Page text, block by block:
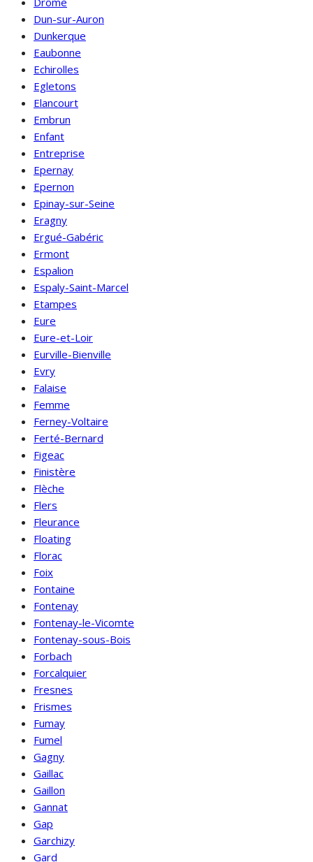
Dun-sur-Auron
Dunkerque
Eaubonne
Echirolles
Egletons
Elancourt
Embrun
Enfant
Entreprise
Epernay
Epernon
Epinay-sur-Seine
Eragny
Ergué-Gabéric
Ermont
Espalion
Espaly-Saint-Marcel
Etampes
Eure
Eure-et-Loir
Eurville-Bienville
Evry
Falaise
Femme
Ferney-Voltaire
Ferté-Bernard
Figeac
Finistère
Flèche
Flers
Fleurance
Floating
Florac
Foix
Fontaine
Fontenay
Fontenay-le-Vicomte
Fontenay-sous-Bois
Forbach
Forcalquier
Fresnes
Frismes
Fumay
Fumel
Gagny
Gaillac
Gaillon
Gannat
Gap
Garchizy
Gard